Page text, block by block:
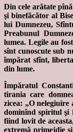
Din cele arătate
şi binefăcător al
lui Dumnezeu,
Preabunul
lumea. Legile au
sînt cunoscute sub
împărat sfînt,
din lume.
Împăratul
tirania care
zicea: „O nelegiuire
dominînd spiritul şi
fiind lovit de
extremă primejdie